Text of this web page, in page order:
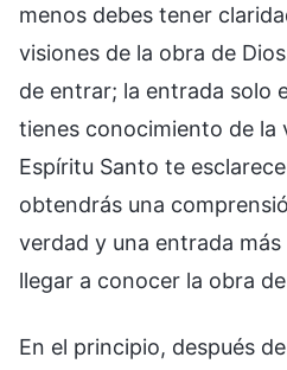
menos debes tener
visiones de la obra de
de entrar; la entrada solo
tienes conocimiento de la
Espíritu Santo te
obtendrás una
verdad y una entrada
llegar a conocer la obra
En el principio, después